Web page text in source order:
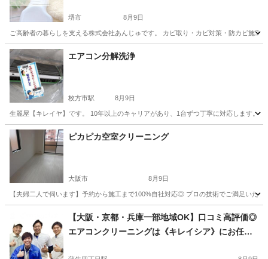
堺市 8月9日
ご高齢者の暮らしを支える株式会社あんじゅです。 カビ取り・カビ対策・防カ
大阪 堺市 ハウスクリーニング
エアコン分解洗浄
枚方市駅 8月9日
生麗屋【キレイヤ】です。 10年以上のキャリアがあり、1台ずつ丁寧に対応します。
大阪 枚方市 枚方市駅 エアコン掃除
ピカピカ空室クリーニング
大阪市 8月9日
【夫婦二人で伺います】予約から施工まで100%自社対応◎ プロの技術でご満足いた
ハウスクリーニング 夫婦
【大阪・京都・兵庫一部地域OK】口コミ高評価◎
エアコンクリーニングは《キレイシア》にお任